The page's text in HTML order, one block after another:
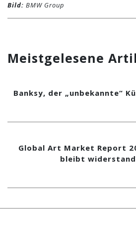
Bild: BMW Group
Meistgelesene
Banksy, der „unbekannte“
Global Art Market Report
bleibt